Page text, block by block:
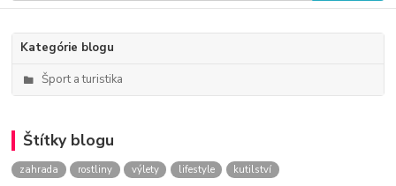
Kategórie blogu
Šport a turistika
Štítky blogu
zahrada rostliny výlety lifestyle kutilství